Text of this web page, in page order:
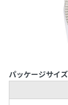
パッケージサイズ